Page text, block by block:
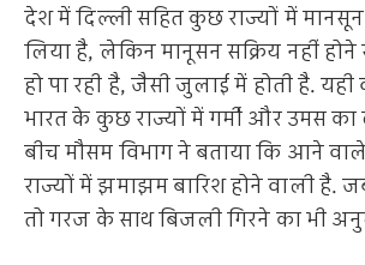
देश में दिल्ली सहित कुछ राज्यों में
लिया है, लेकिन मानूसन सक्रिय नहीं होने
हो पा रही है, जैसी जुलाई में होती है.
भारत के कुछ राज्यों में गर्मी और उमस का
बीच मौसम विभाग ने बताया कि आने
राज्यों में झमाझम बारिश होने वाली है.
तो गरज के साथ बिजली गिरने का भी